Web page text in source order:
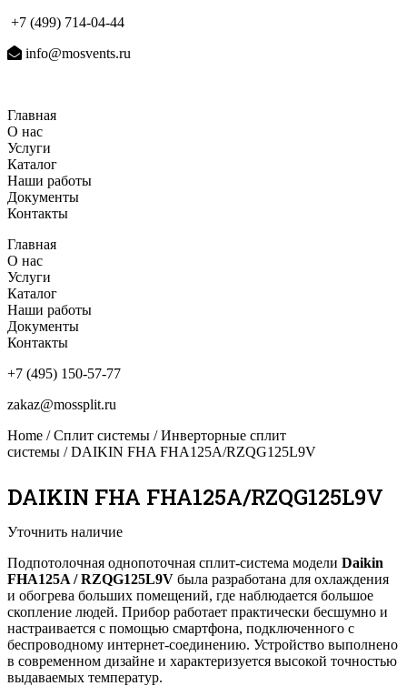
+7 (499) 714-04-44
info@mosvents.ru
Главная
О нас
Услуги
Каталог
Наши работы
Документы
Контакты
Главная
О нас
Услуги
Каталог
Наши работы
Документы
Контакты
+7 (495) 150-57-77
zakaz@mossplit.ru
Home /Сплит системы /Инверторные сплит
системы / DAIKIN FHA FHA125A/RZQG125L9V
DAIKIN FHA FHA125A/RZQG125L9V
Уточнить наличие
Подпотолочная однопоточная сплит-система модели Daikin
FHA125A / RZQG125L9V была разработана для охлаждения
и обогрева больших помещений, где наблюдается большое
скопление людей. Прибор работает практически бесшумно и
настраивается с помощью смартфона, подключенного с
беспроводному интернет-соединению. Устройство выполнено
в современном дизайне и характеризуется высокой точностью
выдаваемых температур.